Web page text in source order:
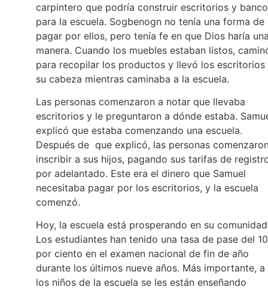
carpintero que podría construir escritorios y
para la escuela. Sogbenogn no tenía una forma de
pagar por ellos, pero tenía fe en que Dios haría
manera. Cuando los muebles estaban listos,
para recopilar los productos y llevó los escritorios
su cabeza mientras caminaba a la escuela.
Las personas comenzaron a notar que llevaba
escritorios y le preguntaron a dónde estaba.
explicó que estaba comenzando una escuela.
Después de que explicó, las personas
inscribir a sus hijos, pagando sus tarifas de
por adelantado. Este era el dinero que Samuel
necesitaba pagar por los escritorios, y la escuela
comenzó.
Hoy, la escuela está prosperando en su
Los estudiantes han tenido una tasa de pase del
por ciento en el examen nacional de fin de año
durante los últimos nueve años. Más importante, a
los niños de la escuela se les están enseñando